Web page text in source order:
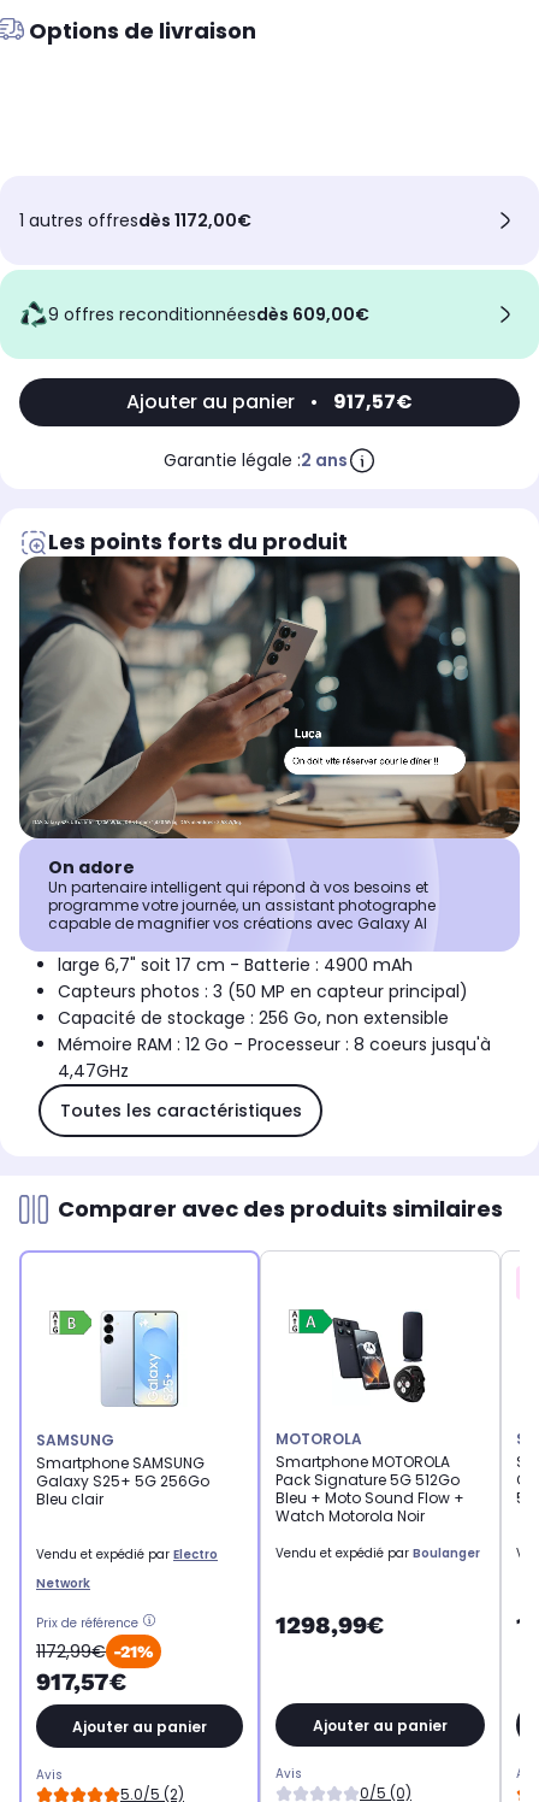
Options de livraison
1 autres offresdès 1172,00€
9 offres reconditionnées dès 609,00€
Ajouter au panier • 917,57€
Garantie légale :2 ans
Les points forts du produit
On adore
Un partenaire intelligent qui répond à vos besoins et
programme votre journée, un assistant photographe
capable de magnifier vos créations avec Galaxy AI
large 6,7" soit 17 cm - Batterie : 4900 mAh
Capteurs photos : 3 (50 MP en capteur principal)
Capacité de stockage : 256 Go, non extensible
Mémoire RAM : 12 Go - Processeur : 8 coeurs jusqu'à
4,47GHz
Toutes les caractéristiques
Comparer avec des produits similaires
SAMSUNG
Smartphone SAMSUNG
Galaxy S25+ 5G 256Go
Bleu clair
Vendu et expédié par Electro
Network
Prix de référence
1172,99€ -21%
917,57€
Ajouter au panier
Avis
5.0/5 (2)
MOTOROLA
Smartphone MOTOROLA
Pack Signature 5G 512Go
Bleu + Moto Sound Flow +
Watch Motorola Noir
Vendu et expédié par Boulanger
1298,99€
Ajouter au panier
Avis
0/5 (0)